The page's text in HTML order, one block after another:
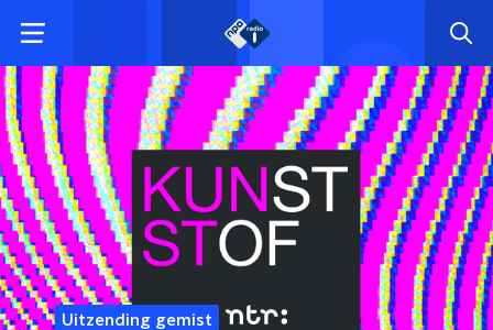
Uitzending gemist